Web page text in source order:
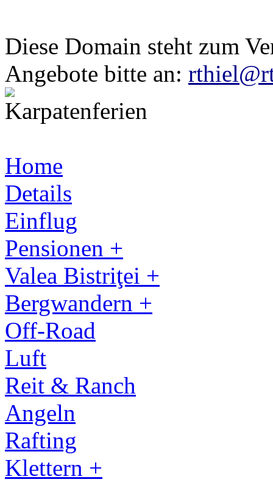
Diese Domain steht zum
Angebote bitte an:
Home
Details
Einflug
Pensionen +
Valea Bistriţei +
Bergwandern +
Off-Road
Luft
Reit & Ranch
Angeln
Rafting
Klettern +